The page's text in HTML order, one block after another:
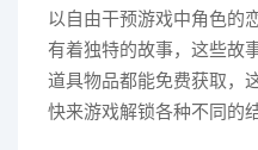
以自由干预游戏中角色的
有着独特的故事，这些故
道具物品都能免费获取，
快来游戏解锁各种不同的